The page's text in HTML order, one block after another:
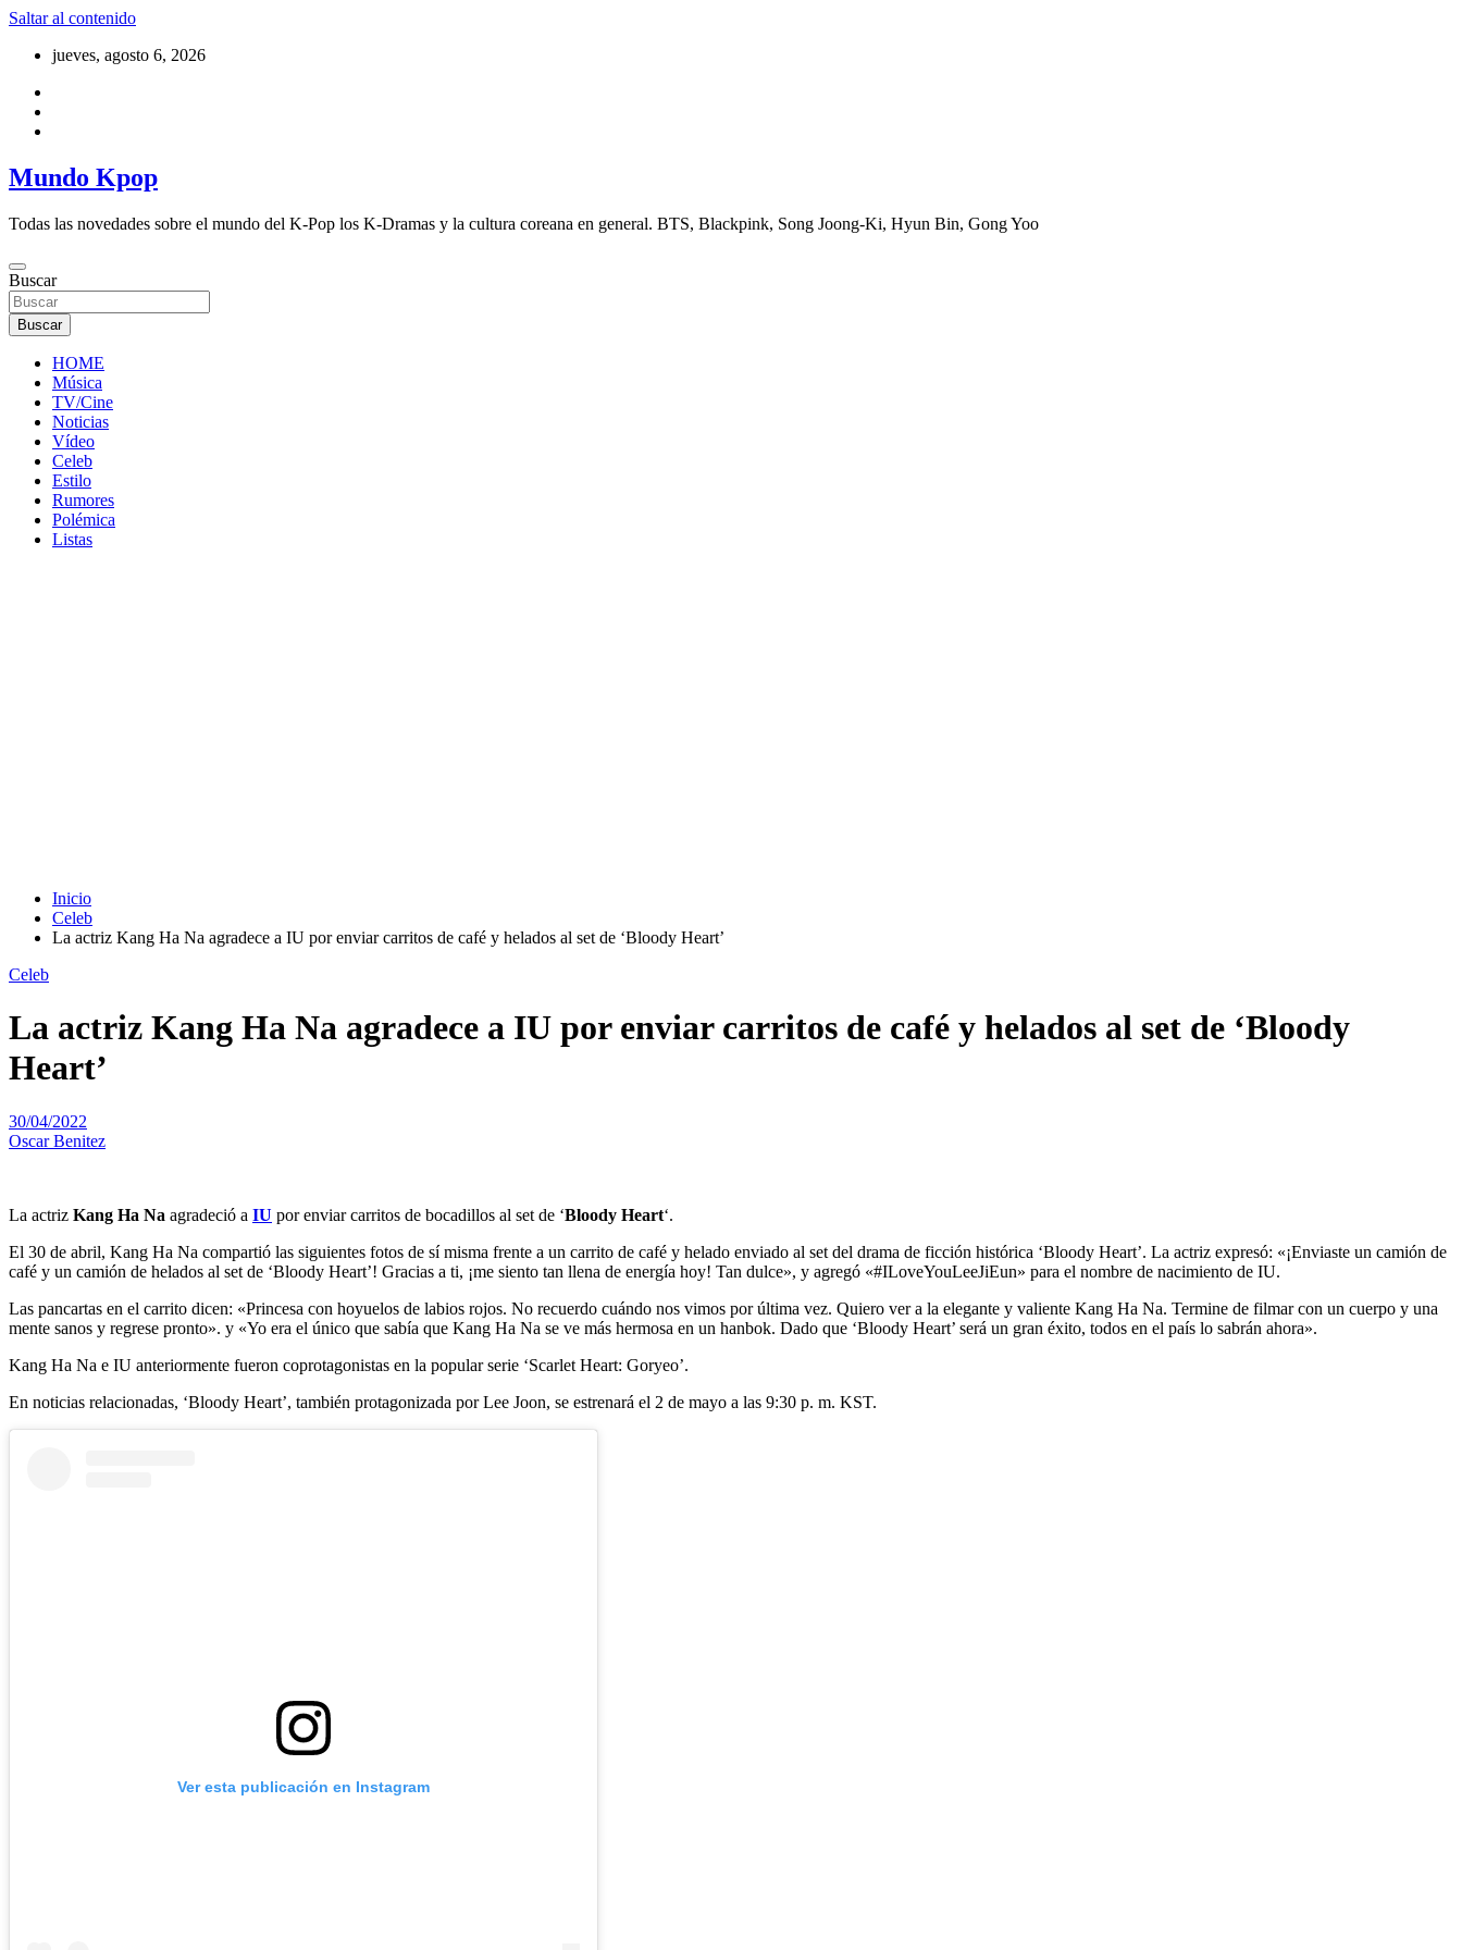
Saltar al contenido
jueves, agosto 6, 2026
Mundo Kpop
Todas las novedades sobre el mundo del K-Pop los K-Dramas y la cultura coreana en general. BTS, Blackpink, Song Joong-Ki, Hyun Bin, Gong Yoo
Buscar
Buscar
HOME
Música
TV/Cine
Noticias
Vídeo
Celeb
Estilo
Rumores
Polémica
Listas
Inicio
Celeb
La actriz Kang Ha Na agradece a IU por enviar carritos de café y helados al set de ‘Bloody Heart’
Celeb
La actriz Kang Ha Na agradece a IU por enviar carritos de café y helados al set de ‘Bloody
Heart’
30/04/2022
Oscar Benitez
La actriz Kang Ha Na agradeció a IU por enviar carritos de bocadillos al set de ‘Bloody Heart‘.
El 30 de abril, Kang Ha Na compartió las siguientes fotos de sí misma frente a un carrito de café y helado enviado al set del drama de ficción histórica ‘Bloody Heart’. La actriz expresó: «¡Enviaste un camión de
café y un camión de helados al set de ‘Bloody Heart’! Gracias a ti, ¡me siento tan llena de energía hoy! Tan dulce», y agregó «#ILoveYouLeeJiEun» para el nombre de nacimiento de IU.
Las pancartas en el carrito dicen: «Princesa con hoyuelos de labios rojos. No recuerdo cuándo nos vimos por última vez. Quiero ver a la elegante y valiente Kang Ha Na. Termine de filmar con un cuerpo y una
mente sanos y regrese pronto». y «Yo era el único que sabía que Kang Ha Na se ve más hermosa en un hanbok. Dado que ‘Bloody Heart’ será un gran éxito, todos en el país lo sabrán ahora».
Kang Ha Na e IU anteriormente fueron coprotagonistas en la popular serie ‘Scarlet Heart: Goryeo’.
En noticias relacionadas, ‘Bloody Heart’, también protagonizada por Lee Joon, se estrenará el 2 de mayo a las 9:30 p. m. KST.
Ver esta publicación en Instagram